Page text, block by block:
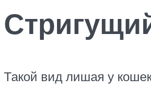
Такой вид лишая у